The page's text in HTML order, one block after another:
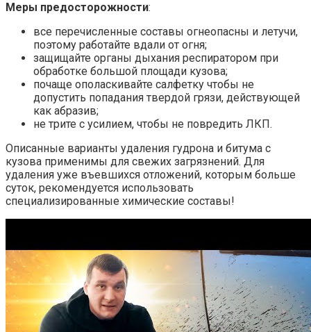
Меры предосторожности:
все перечисленные составы огнеопасны и летучи,
поэтому работайте вдали от огня;
защищайте органы дыхания респиратором при
обработке большой площади кузова;
почаще ополаскивайте салфетку чтобы не
допустить попадания твердой грязи, действующей
как абразив;
не трите с усилием, чтобы не повредить ЛКП.
Описанные варианты удаления гудрона и битума с
кузова применимы для свежих загрязнений. Для
удаления уже въевшихся отложений, которым больше
суток, рекомендуется использовать
специализированные химические составы!